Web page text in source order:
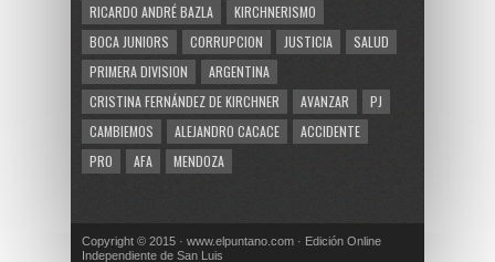
RICARDO ANDRÉ BAZLA
KIRCHNERISMO
BOCA JUNIORS
CORRUPCION JUSTICIA
SALUD
PRIMERA DIVISION
ARGENTINA
CRISTINA FERNÁNDEZ DE KIRCHNER
AVANZAR
PJ
CAMBIEMOS
ALEJANDRO CACACE
ACCIDENTE
PRO
AFA MENDOZA
Copyright © 2015 · www.elpuntano.com · Edición Online
Independiente de San Luis